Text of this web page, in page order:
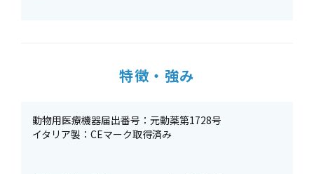
特徴・強み
動物用医療機器届出番号：元動薬第1728号
イタリア製：CEマーク取得済み